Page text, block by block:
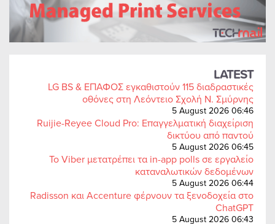
LATEST
LG BS & ΕΠΑΦΟΣ εγκαθιστούν 115 διαδραστικές
οθόνες στη Λεόντειο Σχολή Ν. Σμύρνης
5 August 2026 06:46
Ruijie-Reyee Cloud Pro: Επαγγελματική διαχείριση
δικτύου από παντού
5 August 2026 06:45
Το Viber μετατρέπει τα in-app polls σε εργαλείο
καταναλωτικών δεδομένων
5 August 2026 06:44
Radisson και Accenture φέρνουν τα ξενοδοχεία στο
ChatGPT
5 August 2026 06:43